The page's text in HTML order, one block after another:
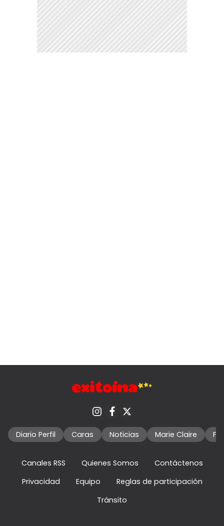
Diario Perfil Caras Noticias Marie Claire
Canales RSS Quienes Somos
Contáctenos
Privacidad
Equipo
Reglas de participación
Tránsito